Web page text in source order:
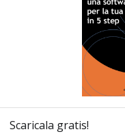
Scaricala gratis!